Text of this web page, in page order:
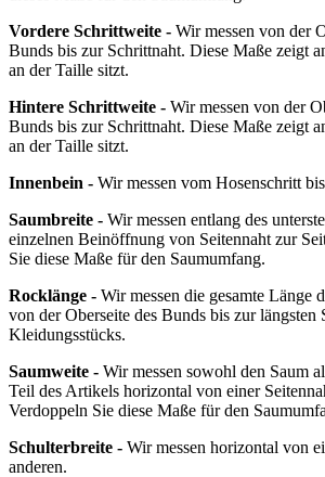
Vordere Schrittweite - Wir messen von der
Bunds bis zur Schrittnaht. Diese Maße zeigt
an der Taille sitzt.
Hintere Schrittweite - Wir messen von der
Bunds bis zur Schrittnaht. Diese Maße zeigt
an der Taille sitzt.
Innenbein - Wir messen vom Hosenschritt
Saumbreite - Wir messen entlang des
einzelnen Beinöffnung von Seitennaht zur
Sie diese Maße für den Saumumfang.
Rocklänge - Wir messen die gesamte Länge
von der Oberseite des Bunds bis zur längsten
Kleidungsstücks.
Saumweite - Wir messen sowohl den Saum
Teil des Artikels horizontal von einer
Verdoppeln Sie diese Maße für den
Schulterbreite - Wir messen horizontal von
anderen.